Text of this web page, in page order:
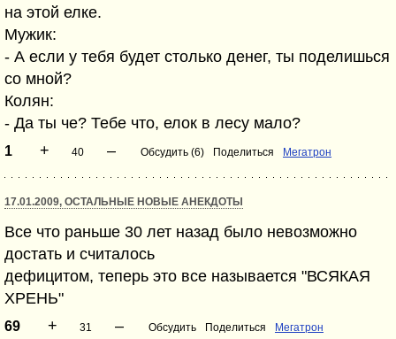
на этой елке.
Мужик:
- А если у тебя будет столько денег, ты поделишься
со мной?
Колян:
- Да ты че? Тебе что, елок в лесу мало?
1 + 40 – Обсудить (6) Поделиться Мегатрон
17.01.2009, ОСТАЛЬНЫЕ НОВЫЕ АНЕКДОТЫ
Все что раньше 30 лет назад было невозможно
достать и считалось
дефицитом, теперь это все называется "ВСЯКАЯ
ХРЕНЬ"
69 + 31 – Обсудить Поделиться Мегатрон